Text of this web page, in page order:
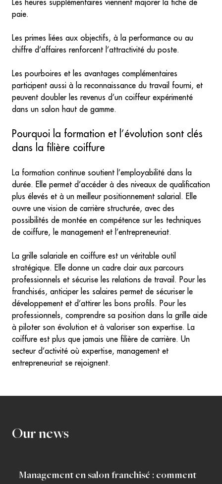
Les heures supplémentaires viennent majorer la fiche de
paie.
Les primes liées aux objectifs, à la performance ou au
chiffre d’affaires renforcent l’attractivité du poste.
Les pourboires et les avantages complémentaires
participent aussi à la reconnaissance du travail fourni, et
peuvent doubler les revenus d’un coiffeur expérimenté
dans un salon haut de gamme.
Pourquoi la formation et l’évolution sont clés
dans la filière coiffure
La formation continue soutient l’employabilité dans la
durée. Elle permet d’accéder à des niveaux de qualification
plus élevés et à un meilleur positionnement salarial. Elle
ouvre une vision de carrière structurée, avec des
possibilités de montée en compétence sur les techniques
de coiffure, le management et l’entrepreneuriat.
La grille salariale en coiffure est un véritable outil
stratégique. Elle donne un cadre clair aux parcours
professionnels et sécurise les relations de travail. Pour les
franchisés, anticiper les salaires permet de sécuriser le
développement et d’attirer les bons profils. Pour les
professionnels, comprendre sa position dans la grille aide
à piloter son évolution et à valoriser son expertise. La
coiffure est plus que jamais une filière de carrière. Un
secteur d’activité où expertise, management et
entrepreneuriat se rejoignent.
Our news
Management en salon franchisé : comment